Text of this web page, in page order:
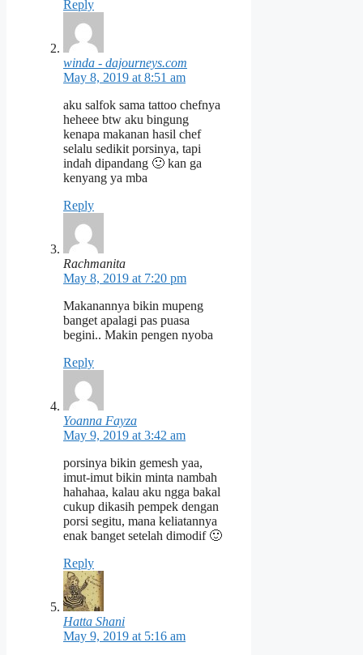
Reply
winda - dajourneys.com
May 8, 2019 at 8:51 am
aku salfok sama tattoo chefnya
heheee btw aku bingung
kenapa makanan hasil chef
selalu sedikit porsinya, tapi
indah dipandang 🙂 kan ga
kenyang ya mba
Reply
Rachmanita
May 8, 2019 at 7:20 pm
Makanannya bikin mupeng
banget apalagi pas puasa
begini.. Makin pengen nyoba
Reply
Yoanna Fayza
May 9, 2019 at 3:42 am
porsinya bikin gemesh yaa,
imut-imut bikin minta nambah
hahahaa, kalau aku ngga bakal
cukup dikasih pempek dengan
porsi segitu, mana keliatannya
enak banget setelah dimodif 🙂
Reply
Hatta Shani
May 9, 2019 at 5:16 am